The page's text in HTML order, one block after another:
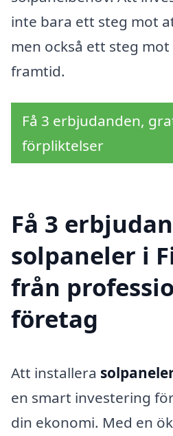
inte bara ett steg mot
men också ett steg
framtid.
Få 3 erbjudanden,
förpliktelser
Få 3
solpaneler i
från
företag
Att installera
en smart investering
din ekonomi. Med en